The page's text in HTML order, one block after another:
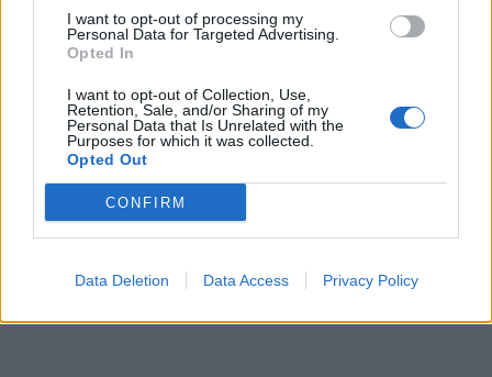
I want to opt-out of processing my
Personal Data for Targeted Advertising.
Opted In
I want to opt-out of Collection, Use,
Retention, Sale, and/or Sharing of my
Personal Data that Is Unrelated with the
Purposes for which it was collected.
Opted Out
CONFIRM
Data Deletion Data Access Privacy Policy